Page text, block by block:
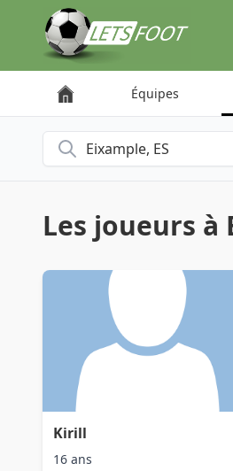
Équipes
Rechercher une ville
Les joueurs à
Kirill
16 ans
Panneau de gestion des cookies